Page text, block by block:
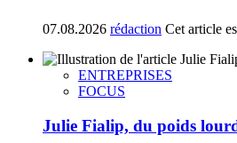
07.08.2026 rédaction Cet article
ENTREPRISES
FOCUS
Julie Fialip, du poids